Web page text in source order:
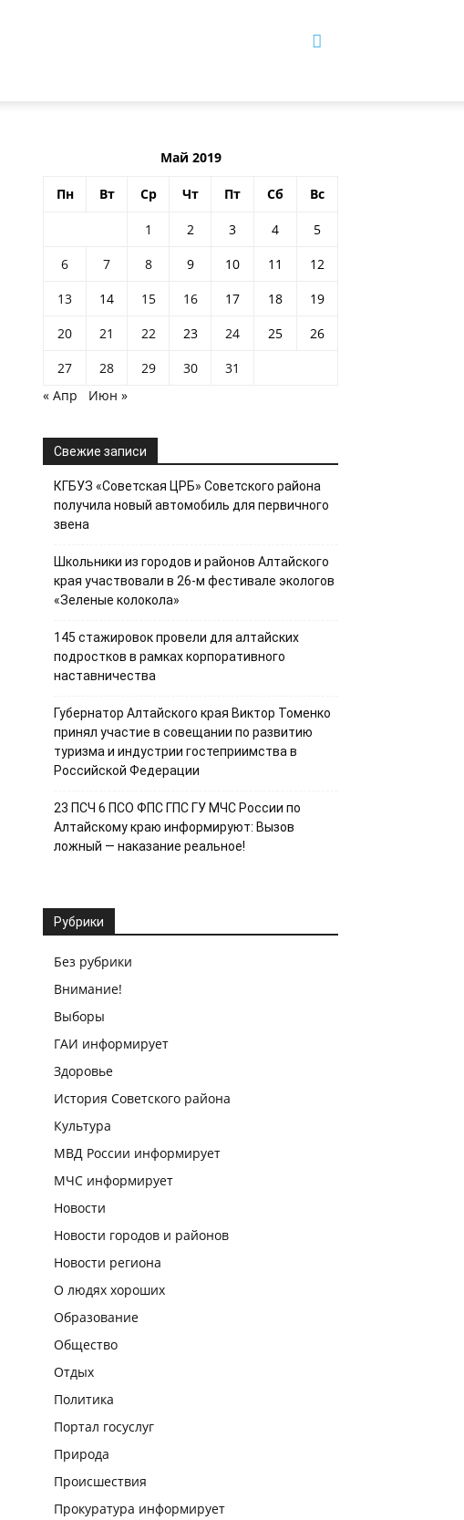
Май 2019
Пн Вт Ср Чт Пт Сб Вс
1 2 3 4
5
6
7 8 9 10 11
12
13
14 15 16 17 18
19
20
21 22 23 24 25
26
27
28 29 30
31
« Апр
Июн »
Свежие записи
КГБУЗ «Советская ЦРБ» Советского района
получила новый автомобиль для первичного
звена
Школьники из городов и районов Алтайского
края участвовали в 26-м фестивале экологов
«Зеленые колокола»
145 стажировок провели для алтайских
подростков в рамках корпоративного
наставничества
Губернатор Алтайского края Виктор Томенко
принял участие в совещании по развитию
туризма и индустрии гостеприимства в
Российской Федерации
23 ПСЧ 6 ПСО ФПС ГПС ГУ МЧС России по
Алтайскому краю информируют: Вызов
ложный — наказание реальное!
Рубрики
Без рубрики
Внимание!
Выборы
ГАИ информирует
Здоровье
История Советского района
Культура
МВД России информирует
МЧС информирует
Новости
Новости городов и районов
Новости региона
О людях хороших
Образование
Общество
Отдых
Политика
Портал госуслуг
Природа
Происшествия
Прокуратура информирует